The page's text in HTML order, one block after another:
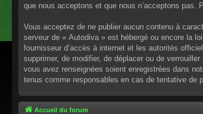
que nous acceptons et que nous n’acceptons pas.
Vous acceptez de ne publier aucun contenu à
serveur de « Autodiva » est hébergé ou encore la
fournisseur d’accès à internet et les autorités
supprimer, de modifier, de déplacer ou de
vous avez renseignées soient enregistrées dans
tenus comme responsables en cas de tentative de
Accueil du forum